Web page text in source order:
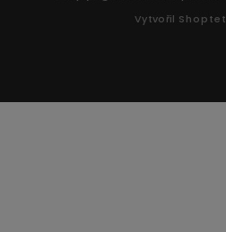
Vytvořil Shoptet